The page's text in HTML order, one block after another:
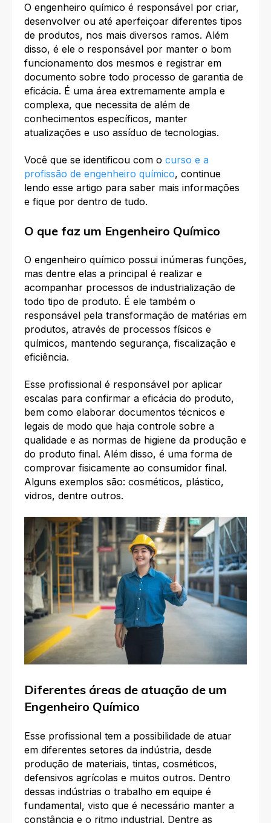
O engenheiro químico é responsável por criar,
desenvolver ou até aperfeiçoar diferentes tipos
de produtos, nos mais diversos ramos. Além
disso, é ele o responsável por manter o bom
funcionamento dos mesmos e registrar em
documento sobre todo processo de garantia de
eficácia. É uma área extremamente ampla e
complexa, que necessita de além de
conhecimentos específicos, manter
atualizações e uso assíduo de tecnologias.
Você que se identificou com o curso e a
profissão de engenheiro químico, continue
lendo esse artigo para saber mais informações
e fique por dentro de tudo.
O que faz um Engenheiro Químico
O engenheiro químico possui inúmeras funções,
mas dentre elas a principal é realizar e
acompanhar processos de industrialização de
todo tipo de produto. É ele também o
responsável pela transformação de matérias em
produtos, através de processos físicos e
químicos, mantendo segurança, fiscalização e
eficiência.
Esse profissional é responsável por aplicar
escalas para confirmar a eficácia do produto,
bem como elaborar documentos técnicos e
legais de modo que haja controle sobre a
qualidade e as normas de higiene da produção e
do produto final. Além disso, é uma forma de
comprovar fisicamente ao consumidor final.
Alguns exemplos são: cosméticos, plástico,
vidros, dentre outros.
Diferentes áreas de atuação de um
Engenheiro Químico
Esse profissional tem a possibilidade de atuar
em diferentes setores da indústria, desde
produção de materiais, tintas, cosméticos,
defensivos agrícolas e muitos outros. Dentro
dessas indústrias o trabalho em equipe é
fundamental, visto que é necessário manter a
constância e o ritmo industrial. Dentre as